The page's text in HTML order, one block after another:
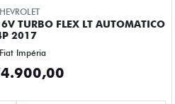
TURBO FLEX LT AUTOMATICO
2017
Fiat Impéria